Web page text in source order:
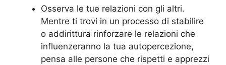
Osserva le tue relazioni con gli altri.
Mentre ti trovi in un processo di stabilire
o addirittura rinforzare le relazioni che
influenzeranno la tua autopercezione,
pensa alle persone che rispetti e apprezzi